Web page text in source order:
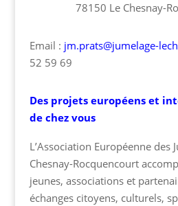
78150 Le Chesnay-
Email : jm.prats@jumelage-
52 59 69
Des projets européens et
de chez vous
L’Association Européenne des
Chesnay-Rocquencourt
jeunes, associations et
échanges citoyens, culturels,